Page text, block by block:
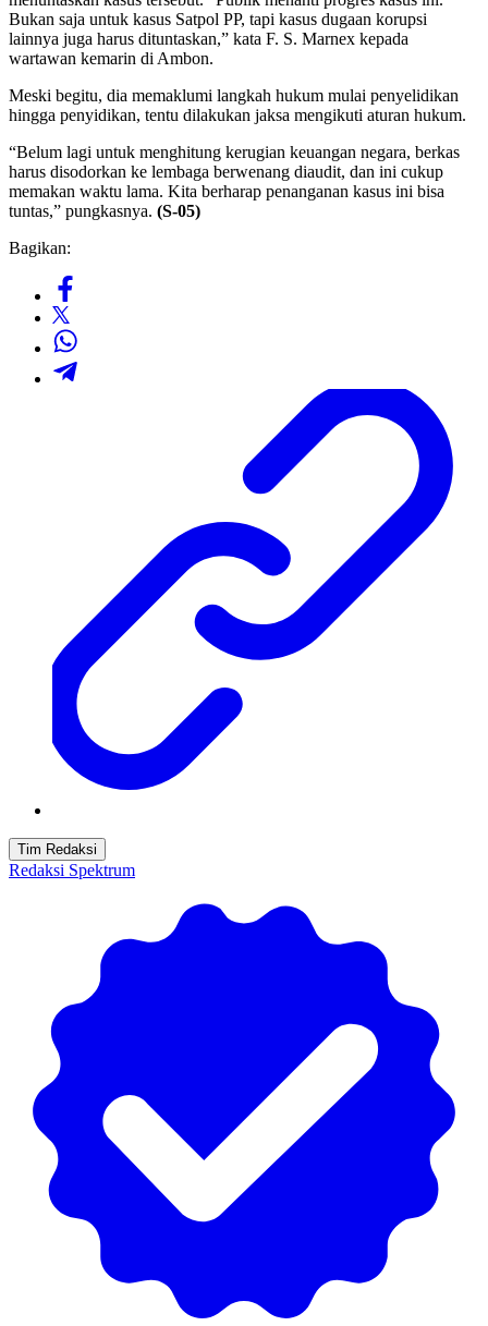
Bukan saja untuk kasus Satpol PP, tapi kasus dugaan korupsi
lainnya juga harus dituntaskan,” kata F. S. Marnex kepada
wartawan kemarin di Ambon.
Meski begitu, dia memaklumi langkah hukum mulai penyelidikan
hingga penyidikan, tentu dilakukan jaksa mengikuti aturan hukum.
“Belum lagi untuk menghitung kerugian keuangan negara, berkas
harus disodorkan ke lembaga berwenang diaudit, dan ini cukup
memakan waktu lama. Kita berharap penanganan kasus ini bisa
tuntas,” pungkasnya. (S-05)
Bagikan:
Tim Redaksi
Redaksi Spektrum